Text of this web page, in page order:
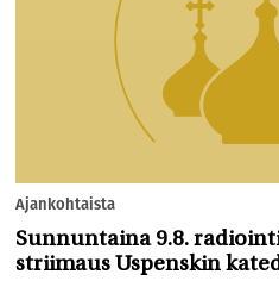
Ajankohtaista
Sunnuntaina 9.8.
striimaus Uspenskin